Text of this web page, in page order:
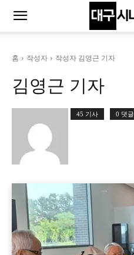
홈 작성자 작성자 김영근 기자
김영근 기자
45 기사 0 댓글